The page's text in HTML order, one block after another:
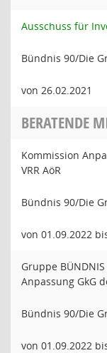
Ausschuss für
Bündnis 90/Die
von 26.02.2021
BERATENDE
Kommission
VRR AöR
Bündnis 90/Die
von 01.09.2022
Gruppe
Anpassung GkG
Bündnis 90/Die
von 01.09.2022